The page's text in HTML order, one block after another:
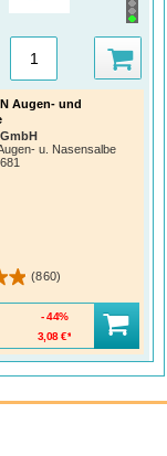
Augen- und
u. Nasensalbe
(860)
3,08 €*
44%